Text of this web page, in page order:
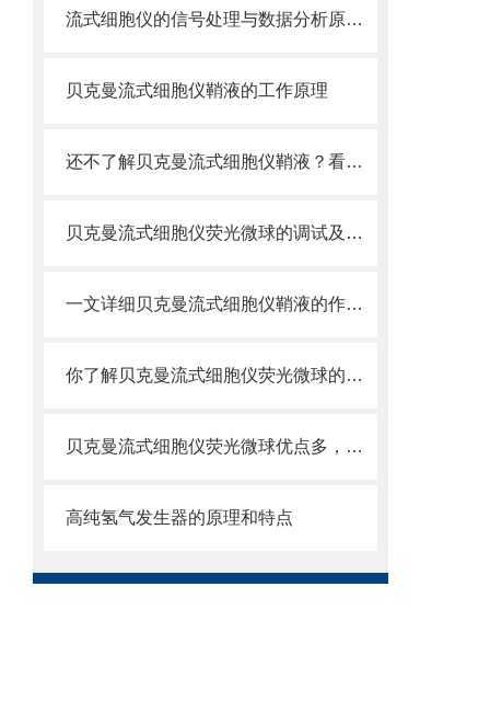
流式细胞仪的信号处理与数据分析原理分析
贝克曼流式细胞仪鞘液的工作原理
还不了解贝克曼流式细胞仪鞘液？看这里就对了！
贝克曼流式细胞仪荧光微球的调试及使用
一文详细贝克曼流式细胞仪鞘液的作用原理
你了解贝克曼流式细胞仪荧光微球的制备之怎样的吗
贝克曼流式细胞仪荧光微球优点多，实用效果好
高纯氢气发生器的原理和特点